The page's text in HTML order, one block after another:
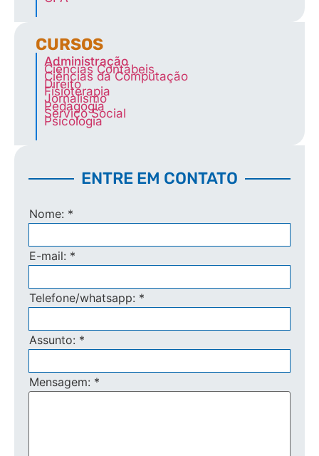
CURSOS
Administração
Ciências Contábeis
Ciências da Computação
Direito
Fisioterapia
Jornalismo
Pedagogia
Serviço Social
Psicologia
ENTRE EM CONTATO
Nome: *
E-mail: *
Telefone/whatsapp: *
Assunto: *
Mensagem: *